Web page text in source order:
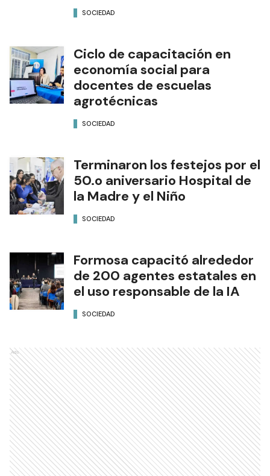
SOCIEDAD
Ciclo de capacitación en
economía social para
docentes de escuelas
agrotécnicas
SOCIEDAD
Terminaron los festejos por el
50.o aniversario Hospital de
la Madre y el Niño
SOCIEDAD
Formosa capacitó alrededor
de 200 agentes estatales en
el uso responsable de la IA
SOCIEDAD
Ads